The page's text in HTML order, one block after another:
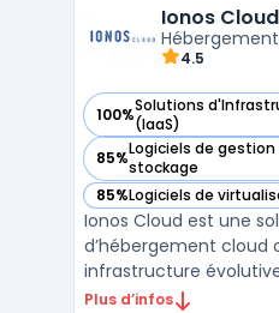
VMware Cloud
de gestion, de surveilla
Ionos Cloud
4.5
100%Solutions
(IaaS)
— voir Ionos Cloud dans
85%Logiciels de
stockage
— voir Ionos Cloud dans
85%Logiciels de
— voir Ionos Cloud
Ionos Cloud est une
d’hébergement cloud
infrastructure
adaptée aux besoins
Plus d’infos